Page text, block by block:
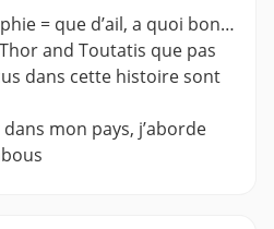
= que d’ail, a quoi bon…
and Toutatis que pas
dans cette histoire sont
mon pays, j’aborde